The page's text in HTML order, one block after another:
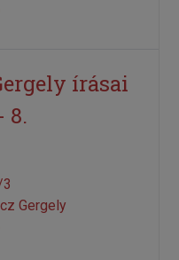
írásai
8.
Gergely